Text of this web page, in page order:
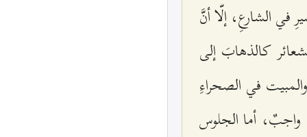
في الشارعِ، إلّا أنَّ
كالذهابَ إلى
في الصحراءِ
أما الجلوس